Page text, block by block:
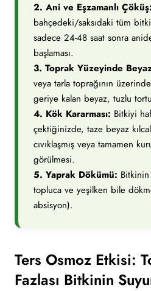
2. Ani ve Eşzamanlı Çöküş:
bahçedeki/saksıdaki tüm
sadece 24-48 saat sonra
başlaması.
3. Toprak Yüzeyinde
veya tarla toprağının
geriye kalan beyaz, tuzlu
4. Kök Kararması: Bitkiyi
çektiğinizde, taze beyaz
cıvıklaşmış veya tamamen
görülmesi.
5. Yaprak Dökümü: Bitkinin
topluca ve yeşilken bile
absisyon).
Ters Osmoz Etkisi:
Fazlası Bitkinin